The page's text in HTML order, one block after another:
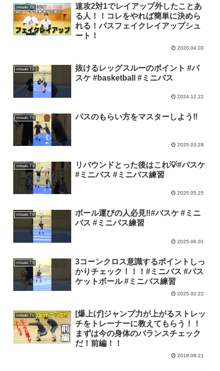
mituaki TV
速攻2対1でレイアップ外したことあ
る人！！コレをやれば簡単に決めら
れる！パスフェイクレイアップシュ
ート！
2020.04.03
mituaki TV
抜けるレッグスルーのポイント #バ
スケ #basketball #ミニバス
2024.12.22
mituaki TV パスのもらい方をマスターしよう‼︎
2025.03.28
mituaki TV
リバウンドとった後はこれ💡#バスケ
#ミニバス #ミニバス練習
2025.05.25
mituaki TV
ボール運びの人必見‼︎#バスケ #ミニ
バス #ミニバス練習
2025.06.01
mituaki TV
3コーンクロス意識するポイントしっ
かりチェック！！！#ミニバス #バス
ケットボール #ミニバス練習
2025.02.22
mituaki TV
[爆上げ]ジャンプ力が上がるストレッ
チをトレーナーに教えてもらう！！
まずは今の身体のバランスチェック
だ！前編！！
2018.08.21